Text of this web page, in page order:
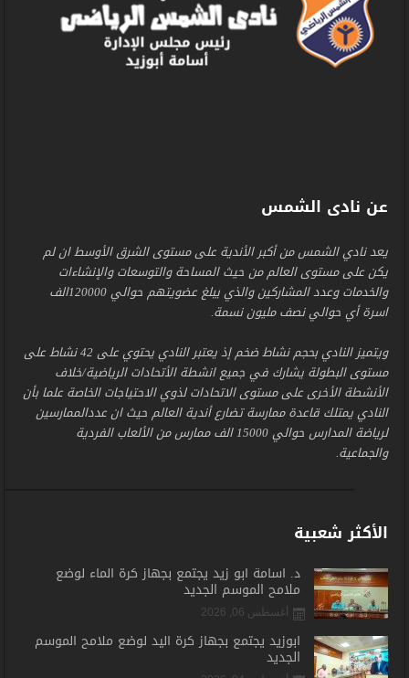
عن نادى الشمس
يعد نادي الشمس من أكبر الأندية على مستوى الشرق الأوسط ان لم
يكن على مستوى العالم من حيث المساحة والتوسعات والإنشاءات
والخدمات وعدد المشاركين والذي يبلغ عضويتهم حوالي 120000الف
اسرة أي حوالي نصف مليون نسمة.
ويتميز النادي بحجم نشاط ضخم إذ يعتبر النادي يحتوي على 42 نشاط على
مستوى البطولة يشارك في جميع انشطة الأتحادات الرياضية/خلاف
الأنشطة الأخرى على مستوى الاتحادات لذوي الاحتياجات الخاصة علما بأن
النادي يمتلك قاعدة ممارسة تضارع أندية العالم حيث ان عددالممارسين
لرياضة المدارس حوالي 15000 الف ممارس من الألعاب الفردية
والجماعية.
الأكثر شعبية
د. أسامة أبو زيد يجتمع بجهاز كرة الماء لوضع
ملامح الموسم الجديد
أغسطس 06, 2026
أبوزيد يجتمع بجهاز كرة اليد لوضع ملامح الموسم
الجديد